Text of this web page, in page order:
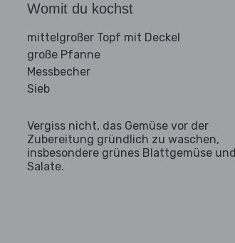
Womit du kochst
mittelgroßer Topf mit Deckel
große Pfanne
Messbecher
Sieb
Vergiss nicht, das Gemüse vor der
Zubereitung gründlich zu waschen,
insbesondere grünes Blattgemüse und
Salate.